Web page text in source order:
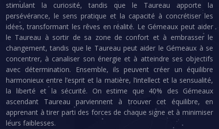
stimulant la curiosité, tandis que le Taureau apporte la
persévérance, le sens pratique et la capacité à concrétiser les
idées, transformant les rêves en réalité. Le Gémeaux peut aider
le Taureau à sortir de sa zone de confort et à embrasser le
changement, tandis que le Taureau peut aider le Gémeaux à se
concentrer, à canaliser son énergie et à atteindre ses objectifs
avec détermination. Ensemble, ils peuvent créer un équilibre
harmonieux entre l’esprit et la matière, l’intellect et la sensualité,
la liberté et la sécurité. On estime que 40% des Gémeaux
ascendant Taureau parviennent à trouver cet équilibre, en
apprenant à tirer parti des forces de chaque signe et à minimiser
leurs faiblesses.